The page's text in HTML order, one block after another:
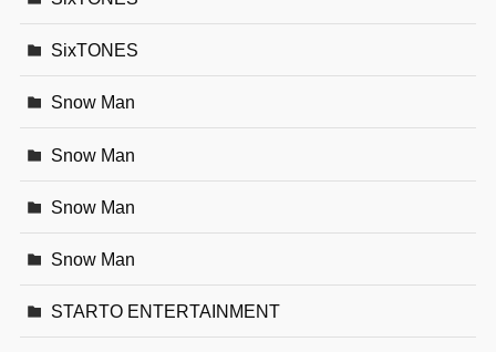
SixTONES
Snow Man
Snow Man
Snow Man
Snow Man
STARTO ENTERTAINMENT